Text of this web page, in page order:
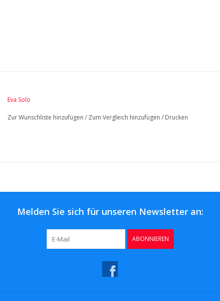
Eva Solo
Zur Wunschliste hinzufügen / Zum Vergleich hinzufügen / Drucken
Melden Sie sich für unseren Newsletter an:
ABONNIEREN